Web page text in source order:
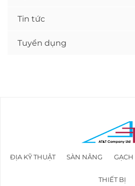
Tin tức
Tuyển dụng
ĐỊA KỸ THUẬT SÀN NÂNG
THIẾT BỊ